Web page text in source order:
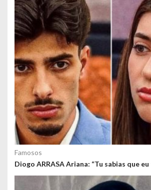
e
ú
d
o
s
Famosos
Diogo ARRASA Ariana: “Tu sabias que